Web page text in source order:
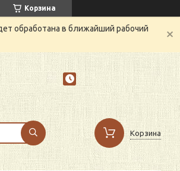
Корзина
обработана в ближайший рабочий
Корзина